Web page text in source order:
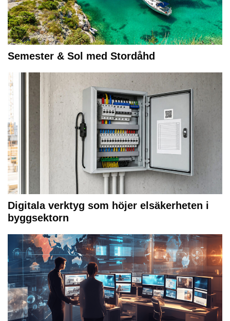
Semester & Sol med Stordåhd
Digitala verktyg som höjer elsäkerheten i
byggsektorn